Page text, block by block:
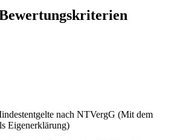
nach NTVergG (Mit dem
Eigenerklärung)